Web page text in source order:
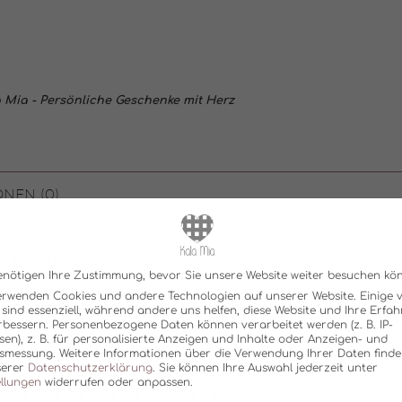
Mia - Persönliche Geschenke mit Herz
(0)
noch keine Rezensionen.
Bewertung*
Ihre Zustimmung, bevor Sie unsere Website weiter besuchen
Cookies und andere Technologien auf unserer Website. Einige
essenziell, während andere uns helfen, diese Website und Ihre
Personenbezogene Daten können verarbeitet werden (z. B. IP-
z. B. für personalisierte Anzeigen und Inhalte oder Anzeigen- und
Weitere Informationen über die Verwendung Ihrer Daten
Datenschutzerklärung. Sie können Ihre Auswahl jederzeit unter
widerrufen oder anpassen.